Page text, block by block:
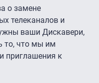
о замене
телеканалов и
ваши Дискавери,
то, что мы им
приглашения к